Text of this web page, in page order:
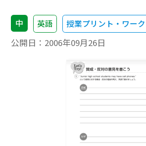
中 英語 授業プリント・ワー
公開日： 2006年09月26日